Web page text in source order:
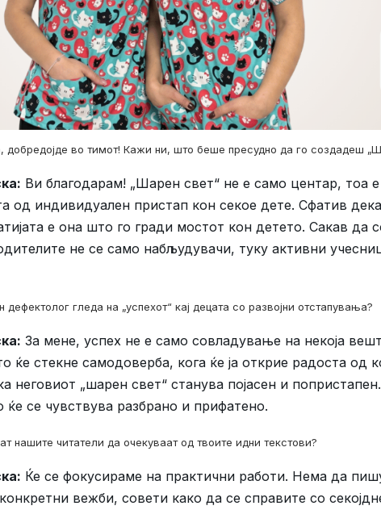
добредојде во тимот! Кажи ни, што беше пресудно да го создадеш
Ви благодарам! „Шарен свет“ не е само центар, тоа е
од индивидуален пристап кон секое дете. Сфатив
е она што го гради мостот кон детето. Сакав да
не се само набљудувачи, туку активни
дефектолог гледа на „успехот“ кај децата со развојни отстапувања?
За мене, успех не е само совладување на некоја
ќе стекне самодоверба, кога ќе ја открие радоста од
неговиот „шарен свет“ станува појасен и
ќе се чувствува разбрано и прифатено.
нашите читатели да очекуваат од твоите идни текстови?
Ќе се фокусираме на практични работи. Нема да
вежби, совети како да се справите со